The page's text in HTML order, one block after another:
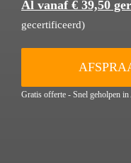
Al vanaf € 39,50
gecertificeerd)
Gratis offerte - Snel geholpen in